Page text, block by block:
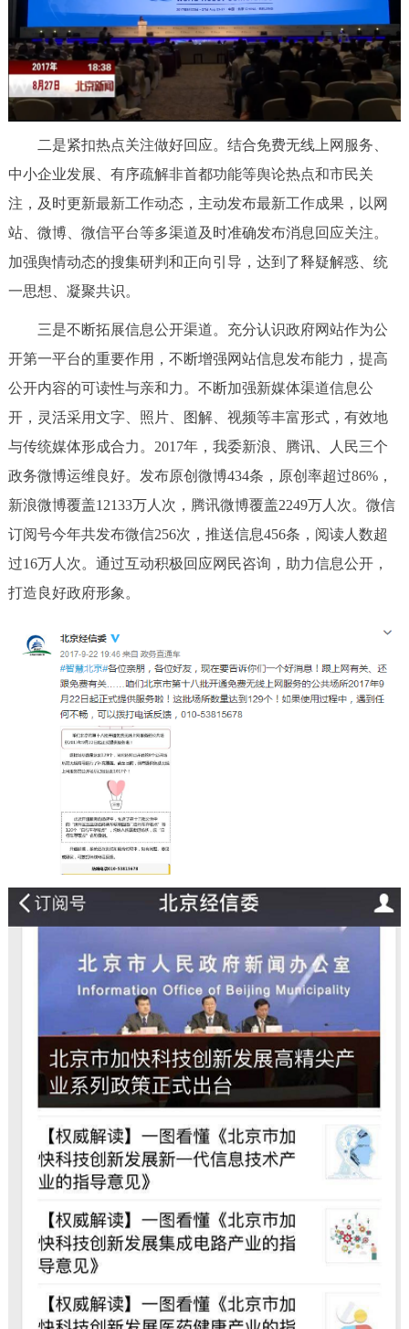
二是紧扣热点关注做好回应。结合免费无线上网服务、
中小企业发展、有序疏解非首都功能等舆论热点和市民关
注，及时更新最新工作动态，主动发布最新工作成果，以网
站、微博、微信平台等多渠道及时准确发布消息回应关注。
加强舆情动态的搜集研判和正向引导，达到了释疑解惑、统
一思想、凝聚共识。
三是不断拓展信息公开渠道。充分认识政府网站作为公
开第一平台的重要作用，不断增强网站信息发布能力，提高
公开内容的可读性与亲和力。不断加强新媒体渠道信息公
开，灵活采用文字、照片、图解、视频等丰富形式，有效地
与传统媒体形成合力。2017年，我委新浪、腾讯、人民三个
政务微博运维良好。发布原创微博434条，原创率超过86%，
新浪微博覆盖12133万人次，腾讯微博覆盖2249万人次。微信
订阅号今年共发布微信256次，推送信息456条，阅读人数超
过16万人次。通过互动积极回应网民咨询，助力信息公开，
打造良好政府形象。